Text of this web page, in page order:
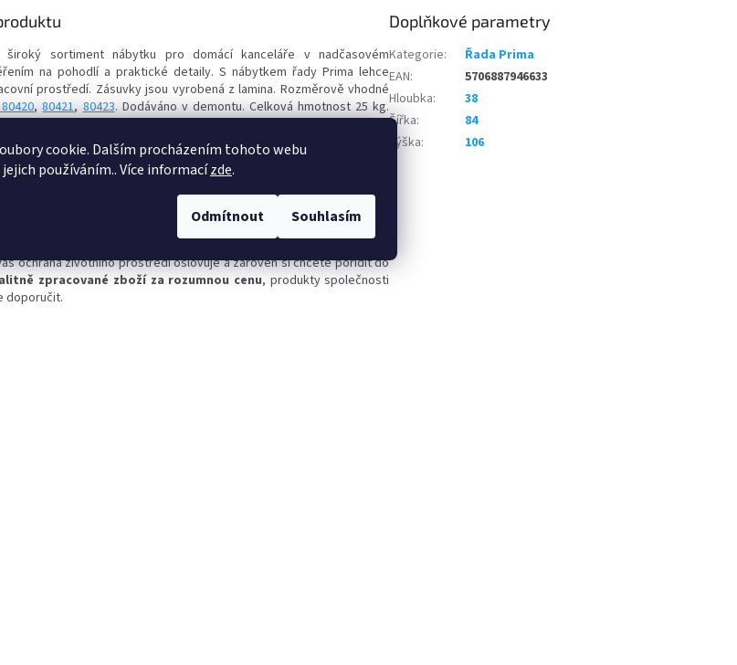
cookie. Dalším procházením tohoto webu
používáním.. Více informacízde.
Odmítnout Souhlasím
sortiment nábytku pro domácí kanceláře v nadčasovém
na pohodlí a praktické detaily. S nábytkem řady Prima lehce
prostředí. Zásuvky jsou vyrobená z lamina. Rozměrově vhodné
,80421,80423. Dodáváno v demontu. Celková hmotnost 25 kg.
ochrana životního prostředí oslovuje a zároveň si chcete pořídit do
zpracované zboží za rozumnou cenu, produkty společnosti
doporučit.
Doplňkové parametry
Kategorie:
Řada Prima
EAN:
5706887946633
Hloubka:
38
Šířka:
84
Výška: 106